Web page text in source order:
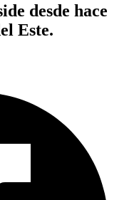
desde hace
Este.